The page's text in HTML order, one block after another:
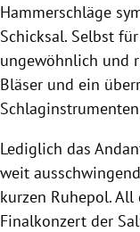
Hammerschläge
Schicksal. Selbst
ungewöhnlich und
Bläser und ein
Lediglich das
weit
kurzen Ruhepol.
Finalkonzert der